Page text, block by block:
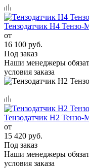
Тензодатчик Н4 Тензо-
от
16 100 руб.
Под заказ
Наши менеджеры
условия заказа
Тензодатчик Н2 Тензо-
от
15 420 руб.
Под заказ
Наши менеджеры
условия заказа